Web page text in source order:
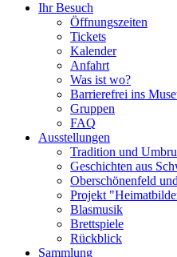
Ihr Besuch
Öffnungszeiten
Tickets
Kalender
Anfahrt
Was ist wo?
Barrierefrei ins
Gruppen
FAQ
Ausstellungen
Tradition und
Geschichten aus
Oberschönenfeld
Projekt
Blasmusik
Brettspiele
Rückblick
Sammlung